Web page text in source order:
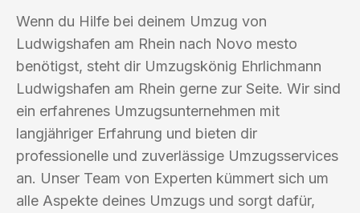
Wenn du Hilfe bei deinem Umzug von
Ludwigshafen am Rhein nach Novo mesto
benötigst, steht dir Umzugskönig Ehrlichmann
Ludwigshafen am Rhein gerne zur Seite. Wir sind
ein erfahrenes Umzugsunternehmen mit
langjähriger Erfahrung und bieten dir
professionelle und zuverlässige Umzugsservices
an. Unser Team von Experten kümmert sich um
alle Aspekte deines Umzugs und sorgt dafür,